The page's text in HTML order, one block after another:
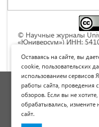
© Научные журналы
«Юниверсум») ИНН:
Commons « Attribution»
Непортированная
Политика
Оставаясь на сайте, вы
cookie, пользовательских
использованием сервисов
работы сайта, проведения
обзоров. Если вы не
обрабатывались, измените
сайт.